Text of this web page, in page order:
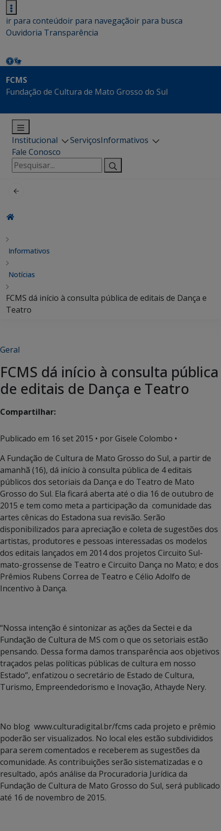
ir para conteúdoir para navegaçãoir para busca
Ouvidoria Transparência
FCMS
Fundação de Cultura de Mato Grosso do Sul
Institucional ServiçosInformativos
Fale Conosco
Pesquisar
por:
Informativos
Notícias
FCMS dá início à consulta pública de editais de Dança e
Teatro
Geral
FCMS dá início à consulta pública
de editais de Dança e Teatro
Compartilhar:
Publicado em 16 set 2015 • por Gisele Colombo •
A Fundação de Cultura de Mato Grosso do Sul, a partir de
amanhã (16), dá início à consulta pública de 4 editais
públicos dos setoriais da Dança e do Teatro de Mato
Grosso do Sul. Ela ficará aberta até o dia 16 de outubro de
2015 e tem como meta a participação da comunidade das
artes cênicas do Estadona sua revisão. Serão
disponibilizados para apreciação e coleta de sugestões dos
artistas, produtores e pessoas interessadas os modelos
dos editais lançados em 2014 dos projetos Circuito Sul-
mato-grossense de Teatro e Circuito Dança no Mato; e dos
Prêmios Rubens Correa de Teatro e Célio Adolfo de
Incentivo à Dança.
“Nossa intenção é sintonizar as ações da Sectei e da
Fundação de Cultura de MS com o que os setoriais estão
pensando. Dessa forma damos transparência aos objetivos
traçados pelas políticas públicas de cultura em nosso
Estado”, enfatizou o secretário de Estado de Cultura,
Turismo, Empreendedorismo e Inovação, Athayde Nery.
No blog www.culturadigital.br/fcms cada projeto e prêmio
poderão ser visualizados. No local eles estão subdivididos
para serem comentados e receberem as sugestões da
comunidade. As contribuições serão sistematizadas e o
resultado, após análise da Procuradoria Jurídica da
Fundação de Cultura de Mato Grosso do Sul, será publicado
até 16 de novembro de 2015.